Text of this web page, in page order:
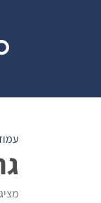
מציג 13–13 מתוך 13 תוצאות